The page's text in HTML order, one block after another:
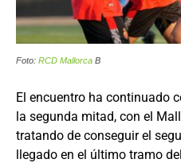
Foto: RCD Mallorca B
El encuentro ha continuado
la segunda mitad, con el
tratando de conseguir el
llegado en el último tramo